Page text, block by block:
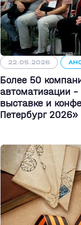
22.05.2026
Более 50
автоматизации
выставке и
Петербург 2026»